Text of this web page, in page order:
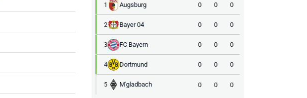
1 Augsburg 0 0 0
2 Bayer 04 0 0 0
3 FC Bayern 0 0 0
4 Dortmund 0 0 0
5 M'gladbach 0 0 0